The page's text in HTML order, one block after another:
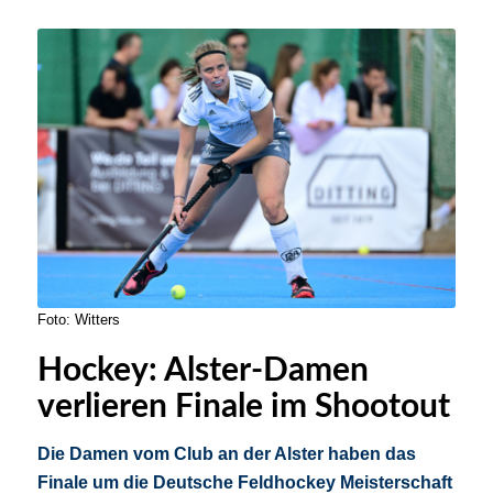
Foto: Witters
Hockey: Alster-Damen
verlieren Finale im Shootout
Die Damen vom Club an der Alster haben das
Finale um die Deutsche Feldhockey Meisterschaft